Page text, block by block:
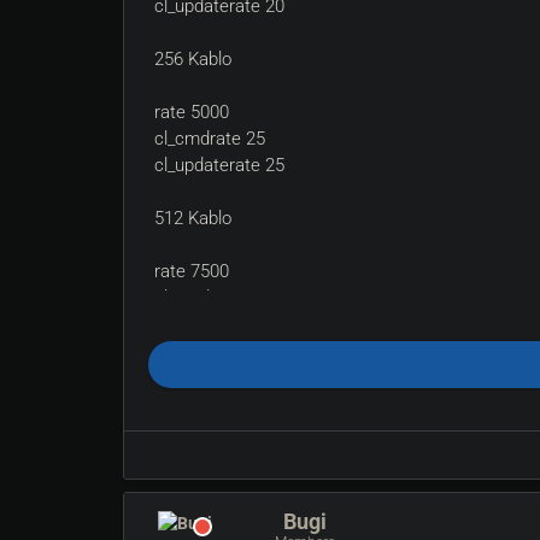
cl_updaterate 20
256 Kablo
rate 5000
cl_cmdrate 25
cl_updaterate 25
512 Kablo
rate 7500
cl_cmdrate 30
Günümüzün Bağlantılarına göre..
Bu konu desperate tarafından düzenlendi(2010-
Bugi